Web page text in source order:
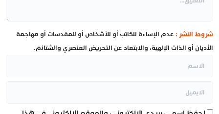
شروط النشر : عدم الإساءة للكاتب أو للأشخاص أو للمقدسات أو مهاجمة
الأديان أو الذات الإلهية، والابتعاد عن التحريض العنصري والشتائم.